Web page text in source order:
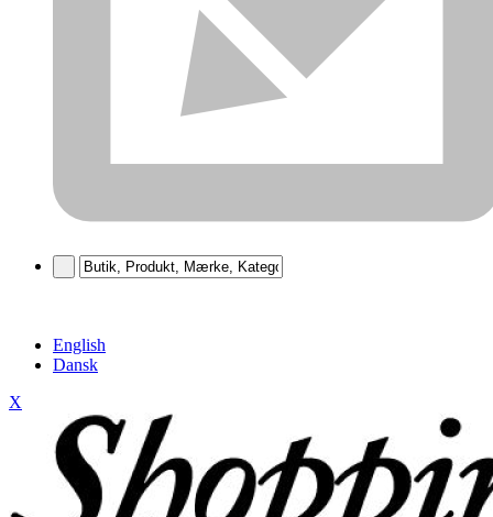
English
Dansk
X